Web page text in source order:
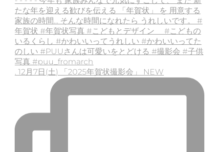
. 12月7日(土) 「2025年賀状撮影会」 NEW